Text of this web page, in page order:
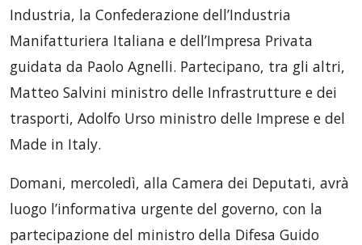
Industria, la Confederazione dell’Industria
Manifatturiera Italiana e dell’Impresa Privata
guidata da Paolo Agnelli. Partecipano, tra gli altri,
Matteo Salvini ministro delle Infrastrutture e dei
trasporti, Adolfo Urso ministro delle Imprese e del
Made in Italy.
Domani, mercoledì, alla Camera dei Deputati, avrà
luogo l’informativa urgente del governo, con la
partecipazione del ministro della Difesa Guido